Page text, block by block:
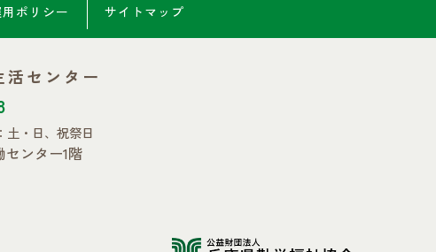
用ポリシー サイトマップ
活センター
土・日、祝祭日
ンター1階